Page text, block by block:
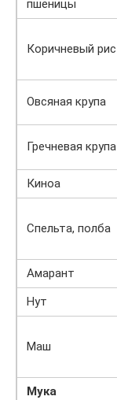
пшеницы
Коричневый рис
Овсяная крупа
Гречневая крупа
Киноа
Спельта, полба
Амарант
Нут
Маш
Мука